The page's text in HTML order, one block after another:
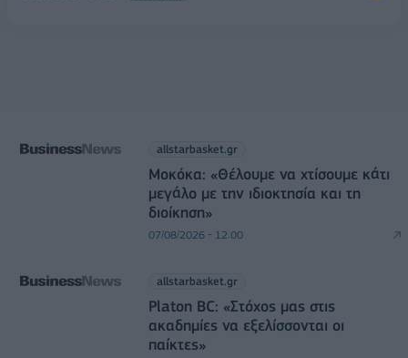
allstarbasket.gr
Μοκόκα: «Θέλουμε να χτίσουμε κάτι
μεγάλο με την ιδιοκτησία και τη
διοίκηση»
07/08/2026 - 12:00
allstarbasket.gr
Platon BC: «Στόχος μας στις
ακαδημίες να εξελίσσονται οι
παίκτες»